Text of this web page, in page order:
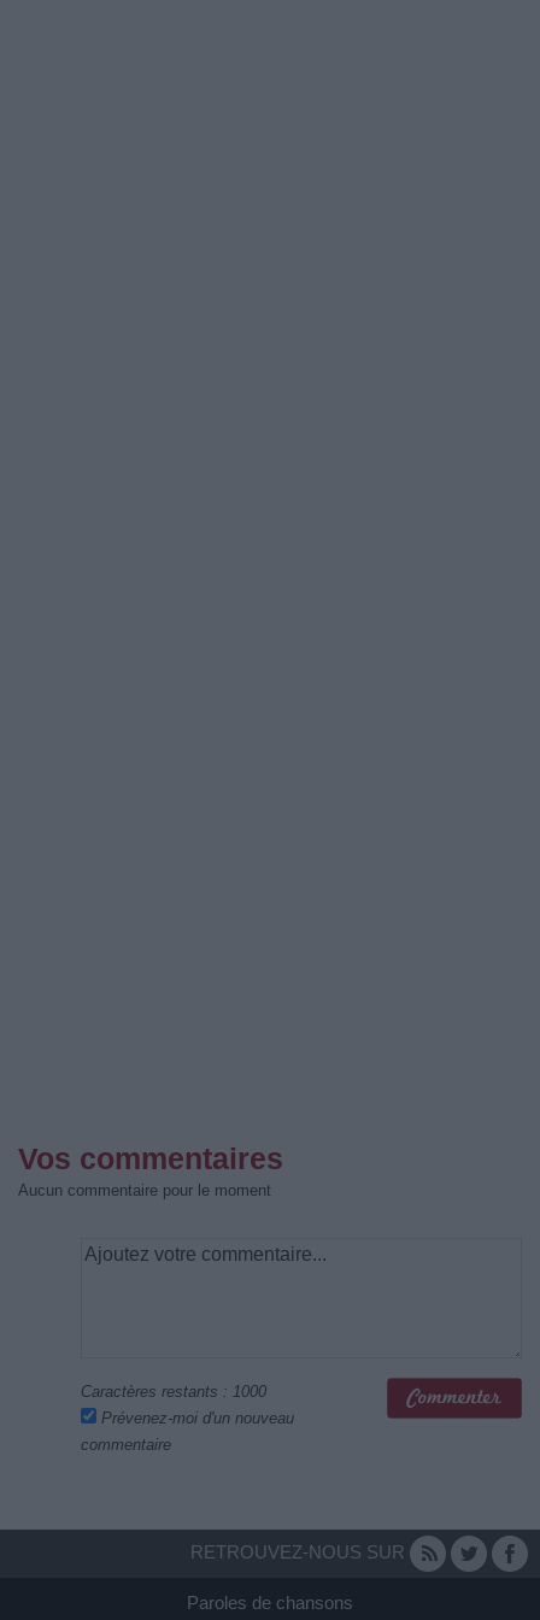
Vos commentaires
Aucun commentaire pour le moment
Caractères restants : 1000
Prévenez-moi d'un nouveau
commentaire
RETROUVEZ-NOUS SUR
Paroles de chansons